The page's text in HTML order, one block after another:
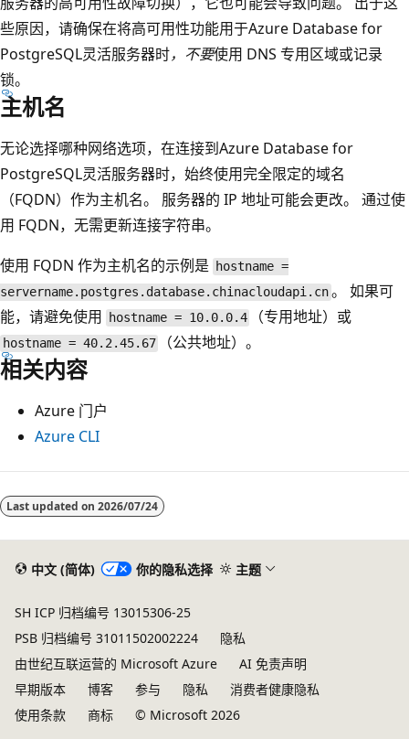
些原因，请确保在将高可用性功能用于Azure Database for
PostgreSQL灵活服务器时，不要使用 DNS 专用区域或记录
锁。
主机名
无论选择哪种网络选项，在连接到Azure Database for
PostgreSQL灵活服务器时，始终使用完全限定的域名
（FQDN）作为主机名。 服务器的 IP 地址可能会更改。 通过使
用 FQDN，无需更新连接字符串。
使用 FQDN 作为主机名的示例是
hostname =
servername.postgres.database.chinacloudapi.cn。 如果可
能，请避免使用
hostname = 10.0.0.4 （专用地址）或
hostname = 40.2.45.67 （公共地址）。
相关内容
Azure 门户
Azure CLI
Last updated on 2026/07/24
中文 (简体) 你的隐私选择 主题
SH ICP 归档编号 13015306-25
PSB 归档编号 31011502002224
隐私
由世纪互联运营的 Microsoft Azure
AI 免责声明
早期版本
博客 参与 隐私
消费者健康隐私
使用条款
商标 © Microsoft 2026